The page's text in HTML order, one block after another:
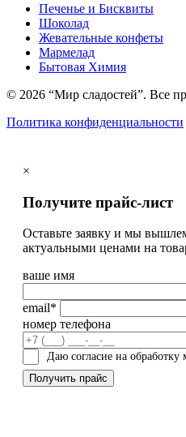
Печенье и Бисквиты
Шоколад
Жевательные конфеты
Мармелад
Бытовая Химия
© 2026 “Мир сладостей”. Все
Политика конфиденциальности
×
Получите прайс-лист
Оставьте заявку и мы
актуальными ценами на
ваше имя
email*
номер телефона
Даю согласие на